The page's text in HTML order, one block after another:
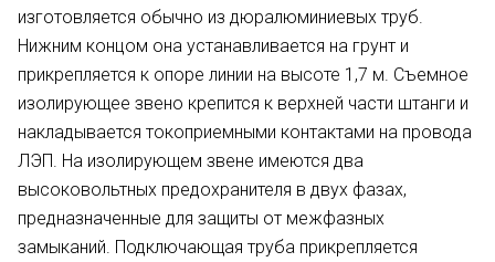
изготов­ляется обычно из дюралюминиевых труб.
Нижним концом она устанав­ливается на грунт и
прикрепляется к опоре линии на высоте 1,7 м. Съем­ное
изолирующее звено крепится к верхней части штанги и
наклады­вается токоприемными контактами на провода
ЛЭП. На изолирующем звене имеются два
высоковольтных предохранителя в двух фазах,
предназначенные для защиты от меж­фазных
замыканий. Подключающая труба прикрепляется